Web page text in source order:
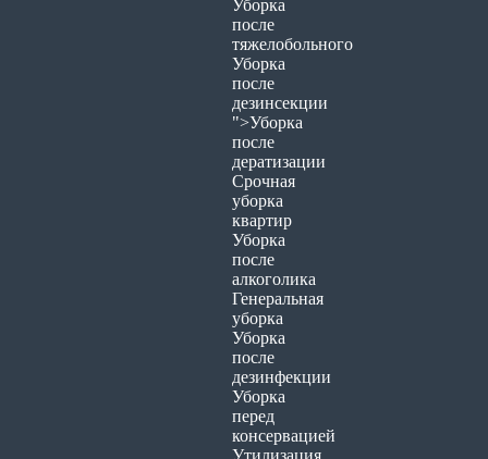
Уборка
после
тяжелобольного
Уборка
после
дезинсекции
">Уборка
после
дератизации
Срочная
уборка
квартир
Уборка
после
алкоголика
Генеральная
уборка
Уборка
после
дезинфекции
Уборка
перед
консервацией
Утилизация